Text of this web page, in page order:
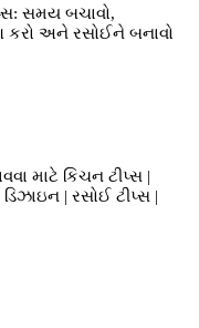
સમય બચાવો,
કરો અને રસોઈને બનાવો
માટે કિચન ટીપ્સ |
ડિઝાઇન | રસોઈ ટીપ્સ |